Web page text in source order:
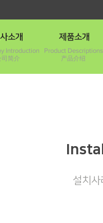
소개 제품소개
Introduction
司简介
Product Descriptions
产品介绍
설치